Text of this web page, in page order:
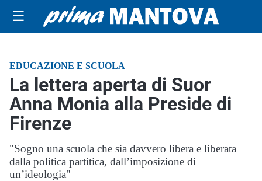
☰
EDUCAZIONE E SCUOLA
La lettera aperta di Suor
Anna Monia alla Preside di
Firenze
"Sogno una scuola che sia davvero libera e liberata
dalla politica partitica, dall’imposizione di
un’ideologia"